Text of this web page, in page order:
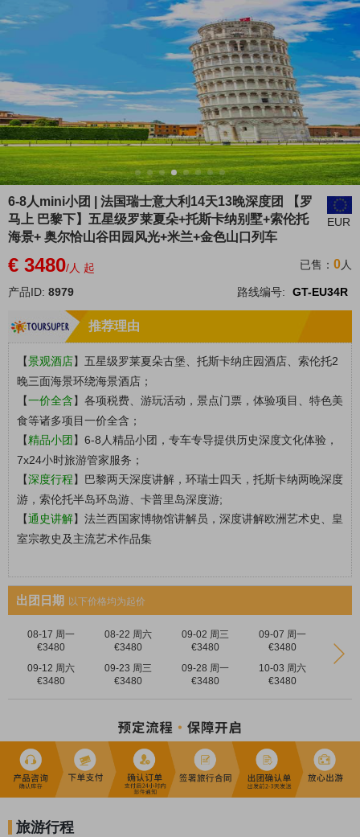
6-8人mini小团 | 法国瑞士意大利14天13晚深度团 【罗
马上 巴黎下】五星级罗莱夏朵+托斯卡纳别墅+索伦托
海景+ 奥尔恰山谷田园风光+米兰+金色山口列车
EUR
€ 3480/人 起 已售： 0人
产品ID: 8979 路线编号: GT-EU34R
推荐理由
【景观酒店】五星级罗莱夏朵古堡、托斯卡纳庄园酒店、索伦托2
晚三面海景环绕海景酒店；
【一价全含】各项税费、游玩活动，景点门票，体验项目、特色美
食等诸多项目一价全含；
【精品小团 】6-8人精品小团，专车专导提供历史深度文化体验，
7x24小时旅游管家服务；
【深度行程】巴黎两天深度讲解，环瑞士四天，托斯卡纳两晚深度
游，索伦托半岛环岛游、卡普里岛深度游;
【通史讲解】法兰西国家博物馆讲解员，深度讲解欧洲艺术史、皇
室宗教史及主流艺术作品集
出团日期 以下价格均为起价
08-17 周一
€3480
08-22 周六
€3480
09-02 周三
€3480
09-07 周一
€3480
09-12 周六
€3480
09-23 周三
€3480
09-28 周一
€3480
10-03 周六
€3480
旅游行程